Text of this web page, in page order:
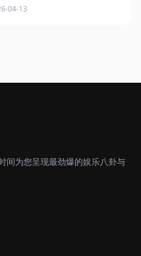
路艰难
04-13
间为您呈现最劲爆的娱乐八卦与